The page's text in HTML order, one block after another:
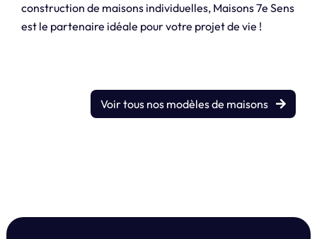
construction de maisons individuelles, Maisons 7e Sens
est le partenaire idéale pour votre projet de vie !
Voir tous nos modèles de maisons